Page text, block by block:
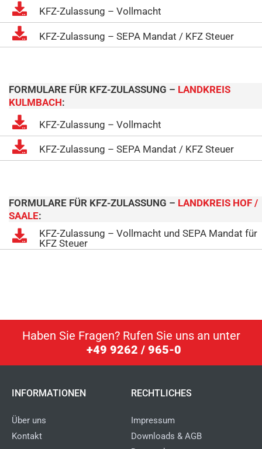
KFZ-Zulassung – Vollmacht
KFZ-Zulassung – SEPA Mandat / KFZ Steuer
FORMULARE FÜR KFZ-ZULASSUNG – LANDKREIS
KULMBACH:
KFZ-Zulassung – Vollmacht
KFZ-Zulassung – SEPA Mandat / KFZ Steuer
FORMULARE FÜR KFZ-ZULASSUNG – LANDKREIS HOF /
SAALE:
KFZ-Zulassung – Vollmacht und SEPA Mandat für
KFZ Steuer
Haben Sie Fragen? Rufen Sie uns an unter
+49 9262 / 965-0
INFORMATIONEN
Über uns
Kontakt
RECHTLICHES
Impressum
Downloads & AGB